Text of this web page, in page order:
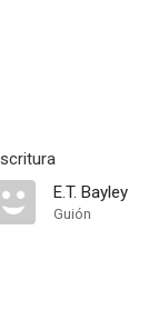
E.T. Bayley
Guión